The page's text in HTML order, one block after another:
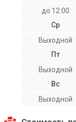
до 12:00
Ср
Выходной
Пт
Выходной
Вс
Выходной